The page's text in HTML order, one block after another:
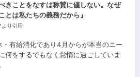
きことをなすは称賛に値しない。なぜ
とは私たちの義務だから』
り引用
有給消化であり4月からが本当のニー
何をするでもなく怠惰に過ごしていま